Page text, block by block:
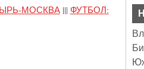
МОСКВА||| ФУТБОЛ: